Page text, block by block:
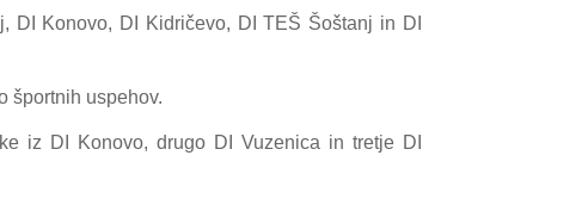
DI Konovo, DI Kidričevo, DI TEŠ Šoštanj in DI
športnih uspehov.
iz DI Konovo, drugo DI Vuzenica in tretje DI